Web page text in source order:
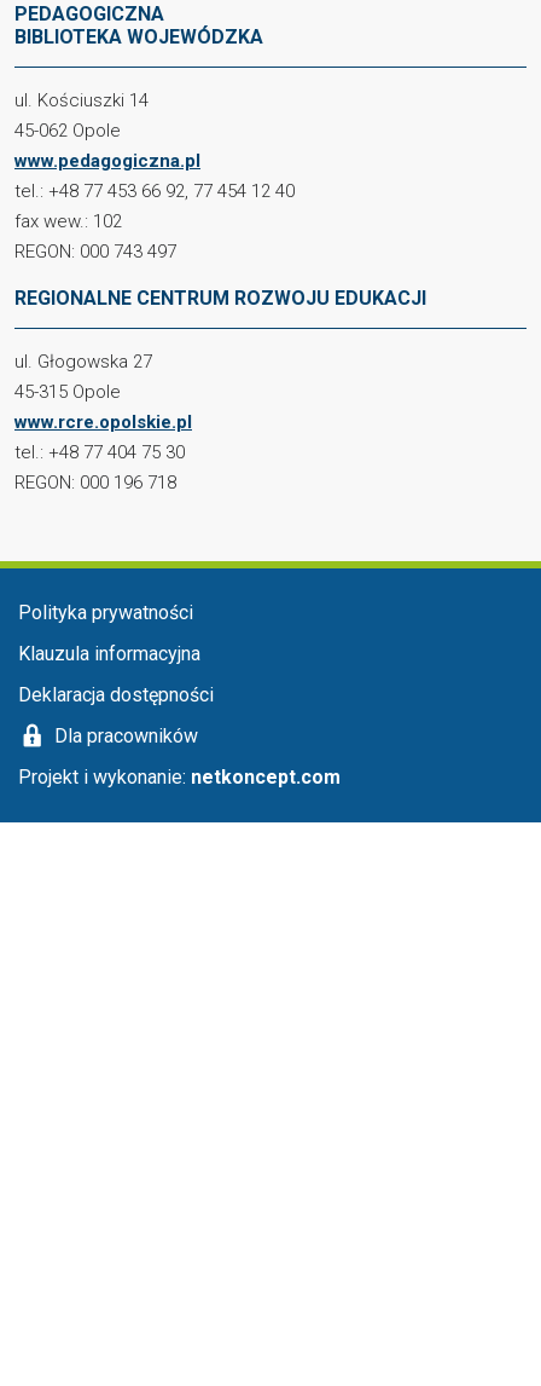
PEDAGOGICZNA
BIBLIOTEKA WOJEWÓDZKA
ul. Kościuszki 14
45-062 Opole
www.pedagogiczna.pl
tel.: +48 77 453 66 92, 77 454 12 40
fax wew.: 102
REGON: 000 743 497
REGIONALNE CENTRUM ROZWOJU EDUKACJI
ul. Głogowska 27
45-315 Opole
www.rcre.opolskie.pl
tel.: +48 77 404 75 30
REGON: 000 196 718
Menu stopka
Polityka prywatności
Klauzula informacyjna
Deklaracja dostępności
Dla pracowników
Projekt i wykonanie: netkoncept.com